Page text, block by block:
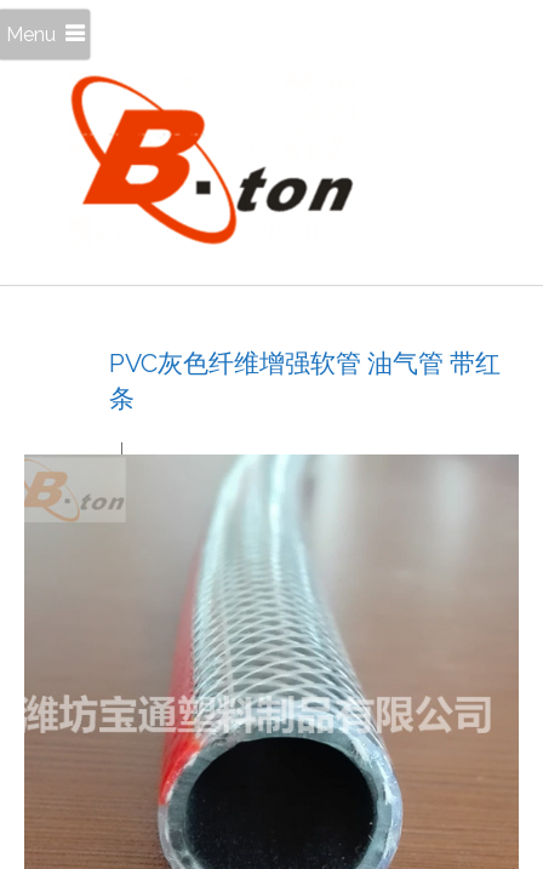
Menu
PVC灰色纤维增强软管 油气管 带红
条